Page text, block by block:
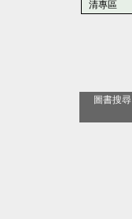
清專區
圖書搜尋